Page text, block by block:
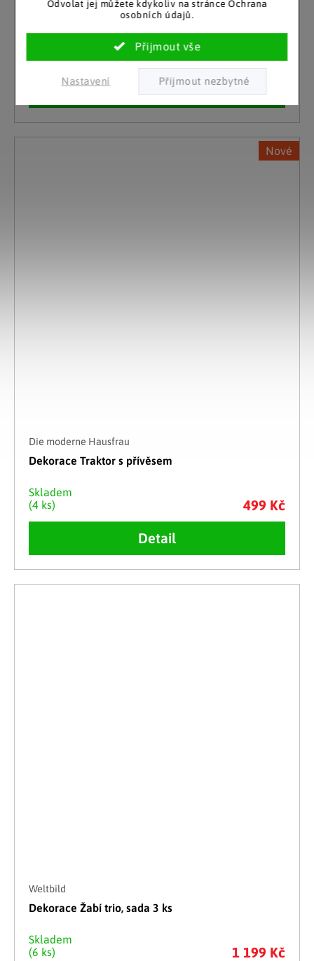
Odvolat jej můžete kdykoliv na stránce Ochrana
osobních údajů.
Nastavení
Dekorace kohout Francois
(2 ks)
499 Kč
Detail
Nové
Die moderne Hausfrau
Dekorace Traktor s přívěsem
Skladem
(4 ks)
499 Kč
Detail
Weltbild
Dekorace Žabí trio, sada 3 ks
Skladem
(6 ks)
1 199 Kč